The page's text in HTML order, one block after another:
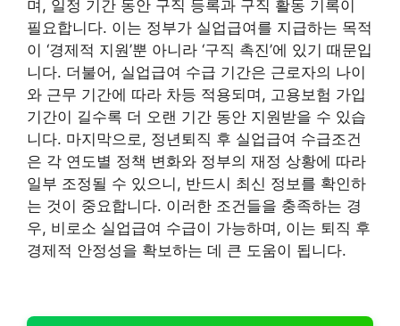
며, 일정 기간 동안 구직 등록과 구직 활동 기록이
필요합니다. 이는 정부가 실업급여를 지급하는 목적
이 ‘경제적 지원’뿐 아니라 ‘구직 촉진’에 있기 때문입
니다. 더불어, 실업급여 수급 기간은 근로자의 나이
와 근무 기간에 따라 차등 적용되며, 고용보험 가입
기간이 길수록 더 오랜 기간 동안 지원받을 수 있습
니다. 마지막으로, 정년퇴직 후 실업급여 수급조건
은 각 연도별 정책 변화와 정부의 재정 상황에 따라
일부 조정될 수 있으니, 반드시 최신 정보를 확인하
는 것이 중요합니다. 이러한 조건들을 충족하는 경
우, 비로소 실업급여 수급이 가능하며, 이는 퇴직 후
경제적 안정성을 확보하는 데 큰 도움이 됩니다.